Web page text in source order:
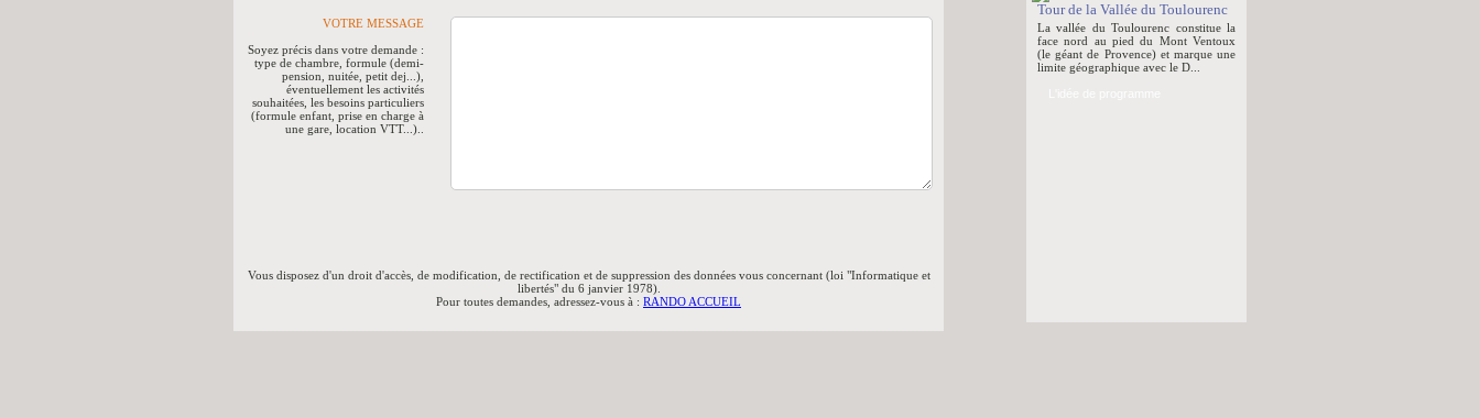
VOTRE MESSAGE
Soyez précis dans votre demande :
type de chambre, formule (demi-
pension, nuitée, petit dej...),
éventuellement les activités
souhaitées, les besoins particuliers
(formule enfant, prise en charge à
une gare, location VTT...)..
Vous disposez d'un droit d'accès, de modification, de rectification et de suppression des données vous concernant (loi "Informatique et
libertés" du 6 janvier 1978).
Pour toutes demandes, adressez-vous à : RANDO ACCUEIL
Tour de la Vallée du Toulourenc
La vallée du Toulourenc constitue la
face nord au pied du Mont Ventoux
(le géant de Provence) et marque une
limite géographique avec le D...